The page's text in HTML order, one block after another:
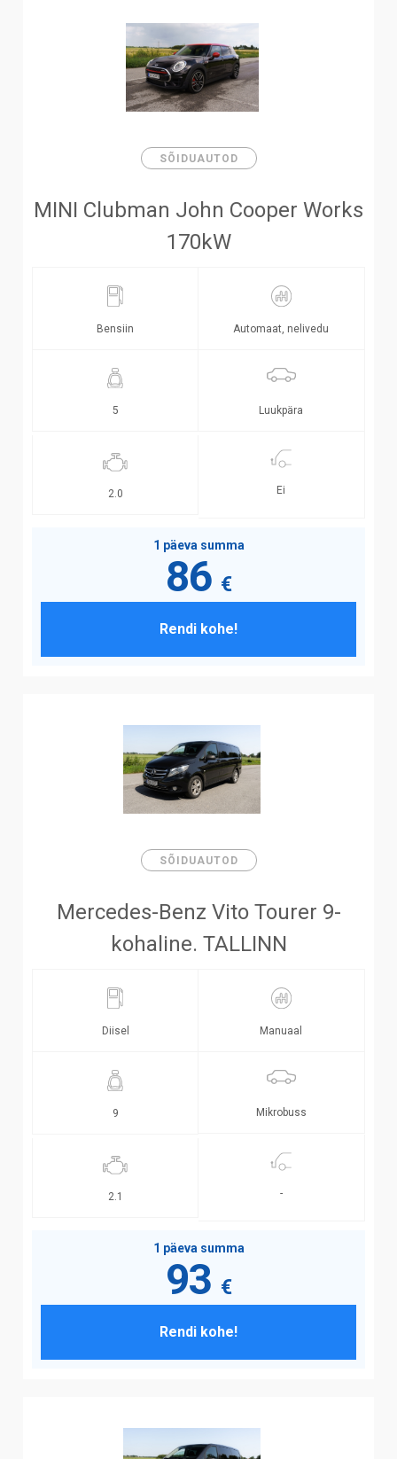
SÕIDUAUTOD
MINI Clubman John Cooper Works
170kW
Bensiin Automaat, nelivedu
5 Luukpära
2.0 Ei
1 päeva summa
86 €
Rendi kohe!
SÕIDUAUTOD
Mercedes-Benz Vito Tourer 9-
kohaline. TALLINN
Diisel Manuaal
9 Mikrobuss
2.1 -
1 päeva summa
93 €
Rendi kohe!